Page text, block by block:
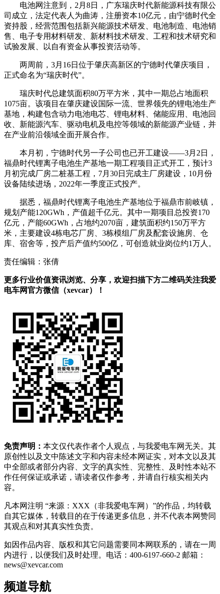
电池网注意到，2月8日，广东瑞庆时代新能源科技有限公
司成立，法定代表人为曲涛，注册资本10亿元，由宁德时代全
资持股，经营范围包括新兴能源技术研发、电池制造、电池销
售、电子专用材料研发、新材料技术研发、工程和技术研究和
试验发展、以自有资金从事投资活动等。
两周前，3月16日位于肇庆高新区的宁德时代肇庆项目，
正式命名为“瑞庆时代”。
瑞庆时代总建筑面积80万平方米，其中一期总占地面积
1075亩。该项目在肇庆建设国际一流、世界领先的锂电池生产
基地，构建包含动力电池电芯、锂电材料、储能应用、电池回
收、新能源汽车、驱动电机及电控等领域的新能源产业链，并
在产业前沿领域全面开展合作。
本月初，宁德时代另一子公司也已开工建设——3月2日，
福鼎时代锂离子电池生产基地一期工程项目正式开工，预计3
月初完成厂房二桩基工程，7月30日完成主厂房建设，10月份
设备陆续进场，2022年一季度正式投产。
据悉，福鼎时代锂离子电池生产基地位于福鼎市前岐镇，
规划产能120GWh，产值超千亿元。其中一期项目总投资170
亿元，产能60GWh，占地约2070亩，建筑面积约150万平方
米，主要建设4栋电芯厂房、3栋模组厂房及配套设施房、仓
库、宿舍等，投产后产值约500亿，可创造就业岗位约1万人。
责任编辑：张倩
更多行业价值资讯浏览、分享，欢迎扫描下方二维码关注我爱
电车网官方微信（xevcar）！
免责声明： 本文仅代表作者个人观点，与我爱电车网无关。其
原创性以及文中陈述文字和内容未经本网证实，对本文以及其
中全部或者部分内容、文字的真实性、完整性、及时性本站不
作任何保证或承诺，请读者仅作参考，并请自行核实相关内
容。
凡本网注明 “来源：XXX（非我爱电车网）”的作品，均转载
自其它媒体，转载目的在于传递更多信息，并不代表本网赞同
其观点和对其真实性负责。
如因作品内容、版权和其它问题需要同本网联系的，请在一周
内进行，以便我们及时处理。电话：400-6197-660-2 邮箱：
news@xevcar.com
频道导航